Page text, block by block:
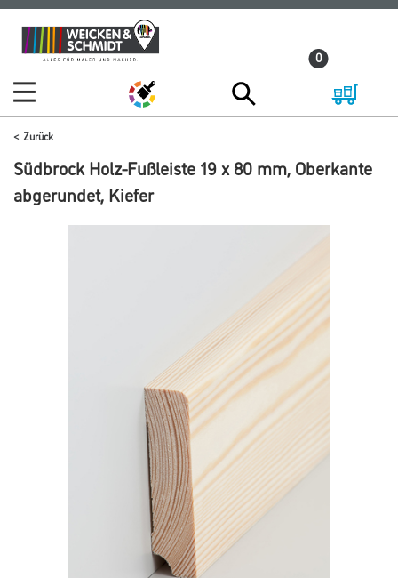
Zum
Inhalt
Zum
Navigationsmenü
0
Zurück
Südbrock Holz-Fußleiste 19 x 80 mm, Oberkante
abgerundet, Kiefer